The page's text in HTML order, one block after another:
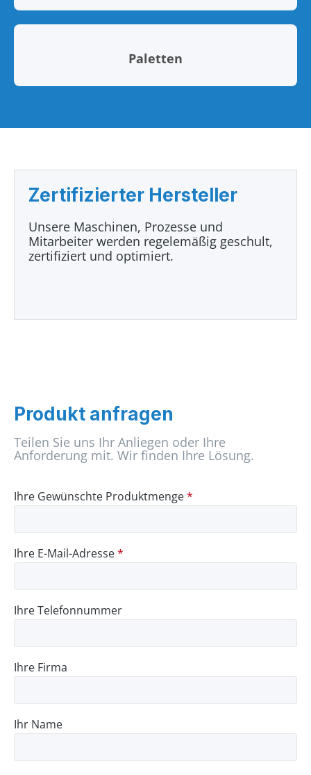
Paletten
Zertifizierter Hersteller
Unsere Maschinen, Prozesse und
Mitarbeiter werden regelemäßig geschult,
zertifiziert und optimiert.
Produkt anfragen
Teilen Sie uns Ihr Anliegen oder Ihre
Anforderung mit. Wir finden Ihre Lösung.
Ihre Gewünschte Produktmenge*
Ihre E-Mail-Adresse*
Ihre Telefonnummer
Ihre Firma
Ihr Name